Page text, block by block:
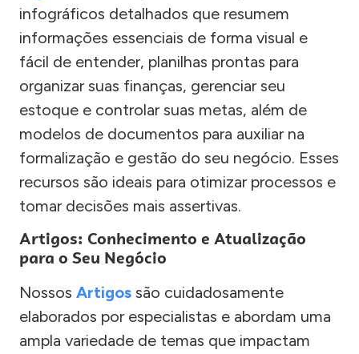
infográficos detalhados que resumem
informações essenciais de forma visual e
fácil de entender, planilhas prontas para
organizar suas finanças, gerenciar seu
estoque e controlar suas metas, além de
modelos de documentos para auxiliar na
formalização e gestão do seu negócio. Esses
recursos são ideais para otimizar processos e
tomar decisões mais assertivas.
Artigos: Conhecimento e Atualização
para o Seu Negócio
Nossos Artigos são cuidadosamente
elaborados por especialistas e abordam uma
ampla variedade de temas que impactam